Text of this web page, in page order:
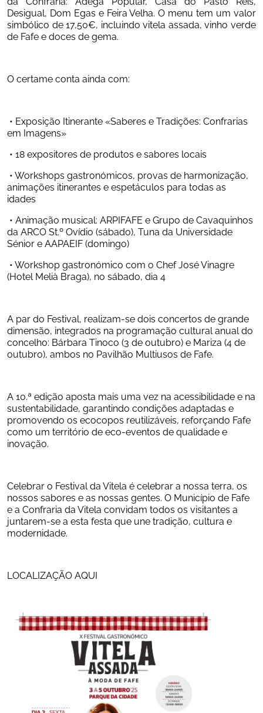
Desigual, Dom Egas e Feira Velha. O menu tem um valor
simbólico de 17,50€, incluindo vitela assada, vinho verde
de Fafe e doces de gema.
O certame conta ainda com:
em Imagens»
• 18 expositores de produtos e sabores locais
animações itinerantes e espetáculos para todas as
idades
da ARCO St.º Ovídio (sábado), Tuna da Universidade
Sénior e AAPAEIF (domingo)
(Hotel Melià Braga), no sábado, dia 4
A par do Festival, realizam-se dois concertos de grande
dimensão, integrados na programação cultural anual do
concelho: Bárbara Tinoco (3 de outubro) e Mariza (4 de
outubro), ambos no Pavilhão Multiusos de Fafe.
A 10.ª edição aposta mais uma vez na acessibilidade e na
sustentabilidade, garantindo condições adaptadas e
promovendo os ecocopos reutilizáveis, reforçando Fafe
como um território de eco-eventos de qualidade e
inovação.
Celebrar o Festival da Vitela é celebrar a nossa terra, os
nossos sabores e as nossas gentes. O Município de Fafe
e a Confraria da Vitela convidam todos os visitantes a
juntarem-se a esta festa que une tradição, cultura e
modernidade.
LOCALIZAÇÃO AQUI